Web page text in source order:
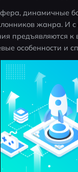
динамичные
жанра. И
предъявляются
особенности и